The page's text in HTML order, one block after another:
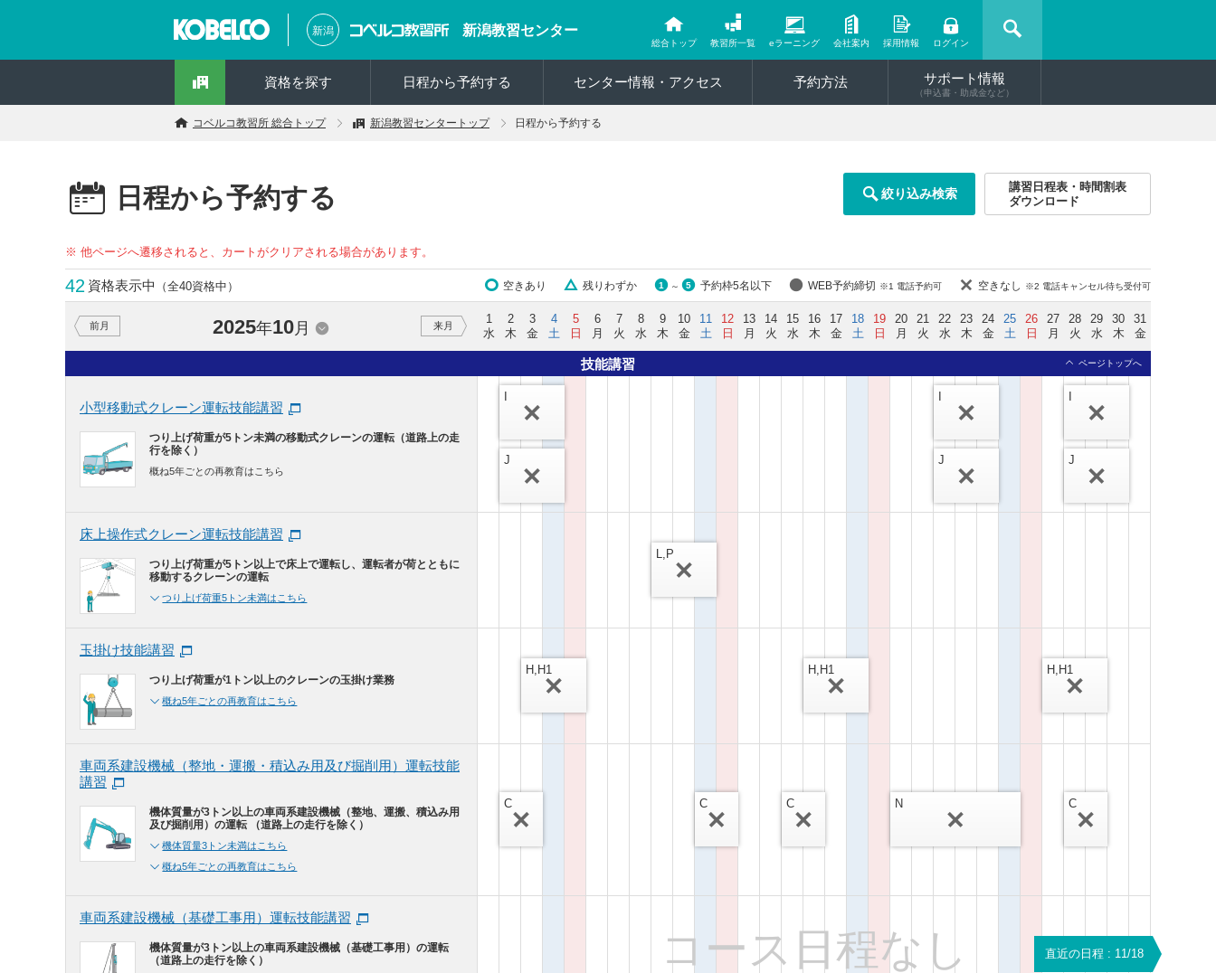
新潟 新潟教習センター
総合トップ 教習所一覧 eラーニング 会社案内 採用情報 ログイン
資格を探す 日程から予約する センター情報・アクセス 予約方法 サポート情報
（申込書・助成金など）
コベルコ教習所 総合トップ 新潟教習センタートップ 日程から予約する
日程から予約する 絞り込み検索
講習日程表・時間割表
ダウンロード
※ 他ページへ遷移されると、カートがクリアされる場合があります。
42 資格表示中 （全40資格中） 空きあり 残りわずか 1 ～ 5 予約枠5名以下 WEB予約締切 ※1 電話予約可 空きなし ※2 電話キャンセル待ち受付可
前月 2025年10月 来月
1
水
2
木
3
金
4
土
5
日
6
月
7
火
8
水
9
木
10
金
11
土
12
日
13
月
14
火
15
水
16
木
17
金
18
土
19
日
20
月
21
火
22
水
23
木
24
金
25
土
26
日
27
月
28
火
29
水
30
木
31
金
技能講習 ページトップへ
小型移動式クレーン運転技能講習
つり上げ荷重が5トン未満の移動式クレーンの運転（道路上の走
行を除く）
概ね5年ごとの再教育はこちら
J J J
床上操作式クレーン運転技能講習
つり上げ荷重が5トン以上で床上で運転し、運転者が荷とともに
移動するクレーンの運転
つり上げ荷重5トン未満はこちら
L,P
玉掛け技能講習
つり上げ荷重が1トン以上のクレーンの玉掛け業務
概ね5年ごとの再教育はこちら
H,H1 H,H1 H,H1
車両系建設機械（整地・運搬・積込み用及び掘削用）運転技能
講習
機体質量が3トン以上の車両系建設機械（整地、運搬、積込み用
及び掘削用）の運転 （道路上の走行を除く）
機体質量3トン未満はこちら
概ね5年ごとの再教育はこちら
C C C N C
車両系建設機械（基礎工事用）運転技能講習
機体質量が3トン以上の車両系建設機械（基礎工事用）の運転
（道路上の走行を除く）
コース日程なし 直近の日程 : 11/18